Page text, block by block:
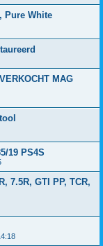
Pure White
MAG
19 PS4S
7.5R, GTI PP, TCR,